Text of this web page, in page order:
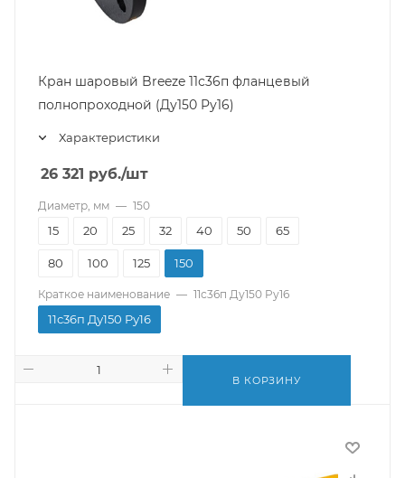
Кран шаровый Breeze 11с36п фланцевый
полнопроходной (Ду150 Pу16)
Характеристики
26 321 руб./шт
Диаметр, мм — 150
15 20 25 32 40 50 65
80 100 125 150
Краткое наименование — 11с36п Ду150 Pу16
11с36п Ду150 Pу16
В КОРЗИНУ